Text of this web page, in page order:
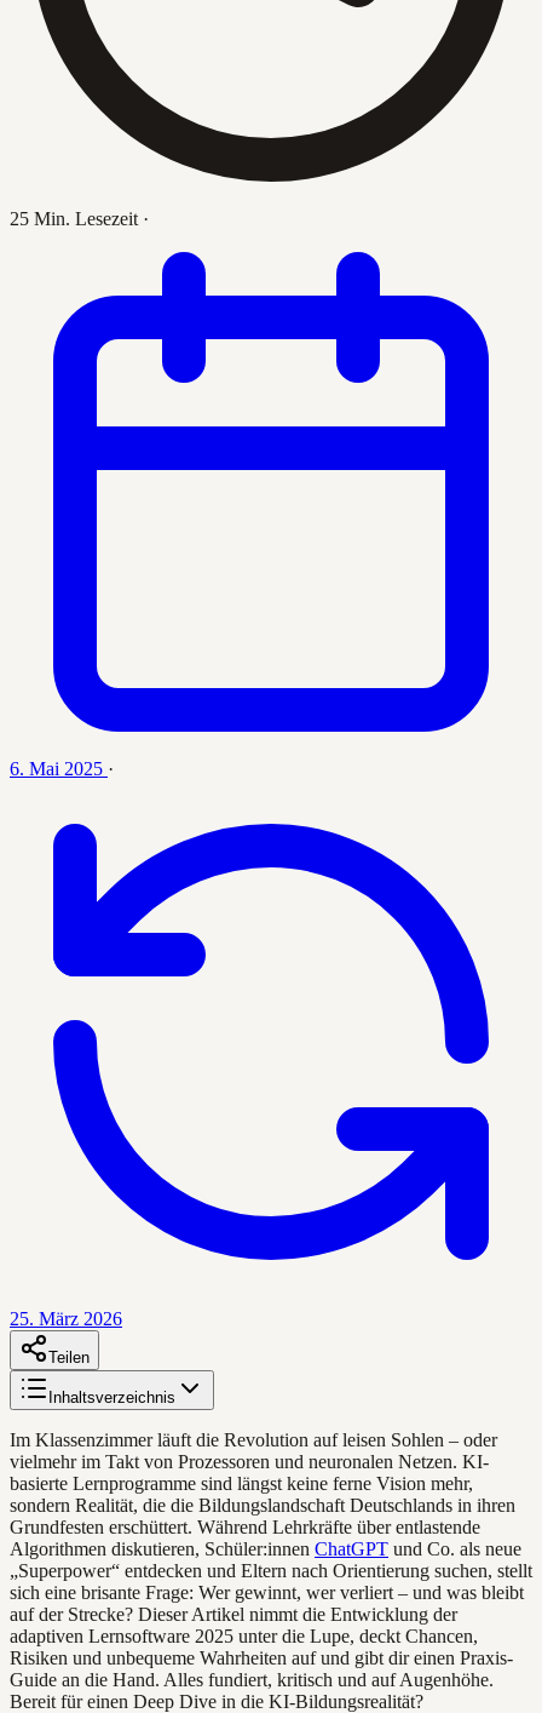
25 Min. Lesezeit ·
6. Mai 2025 ·
25. März 2026
Teilen
Inhaltsverzeichnis
Im Klassenzimmer läuft die Revolution auf leisen Sohlen – oder
vielmehr im Takt von Prozessoren und neuronalen Netzen. KI-
basierte Lernprogramme sind längst keine ferne Vision mehr,
sondern Realität, die die Bildungslandschaft Deutschlands in ihren
Grundfesten erschüttert. Während Lehrkräfte über entlastende
Algorithmen diskutieren, Schüler:innen ChatGPT und Co. als neue
„Superpower“ entdecken und Eltern nach Orientierung suchen, stellt
sich eine brisante Frage: Wer gewinnt, wer verliert – und was bleibt
auf der Strecke? Dieser Artikel nimmt die Entwicklung der
adaptiven Lernsoftware 2025 unter die Lupe, deckt Chancen,
Risiken und unbequeme Wahrheiten auf und gibt dir einen Praxis-
Guide an die Hand. Alles fundiert, kritisch und auf Augenhöhe.
Bereit für einen Deep Dive in die KI-Bildungsrealität?